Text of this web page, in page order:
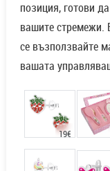
позиция, готови
вашите стремежи.
се възползвайте
вашата
19€